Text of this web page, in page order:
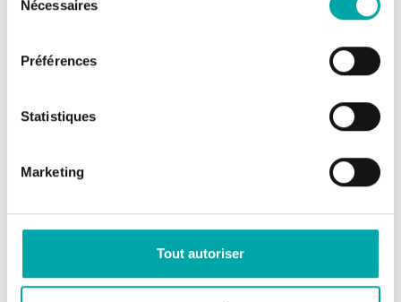
Nécessaires
Préférences
Statistiques
Marketing
Tout autoriser
alimentation saine, durable et accessible à tous
Plan écophyto
Stratégie nationale biodiversité 2030
Programme national nutrition santé (PNNS)–
Découvrir le dossier
Découvrir le dossier